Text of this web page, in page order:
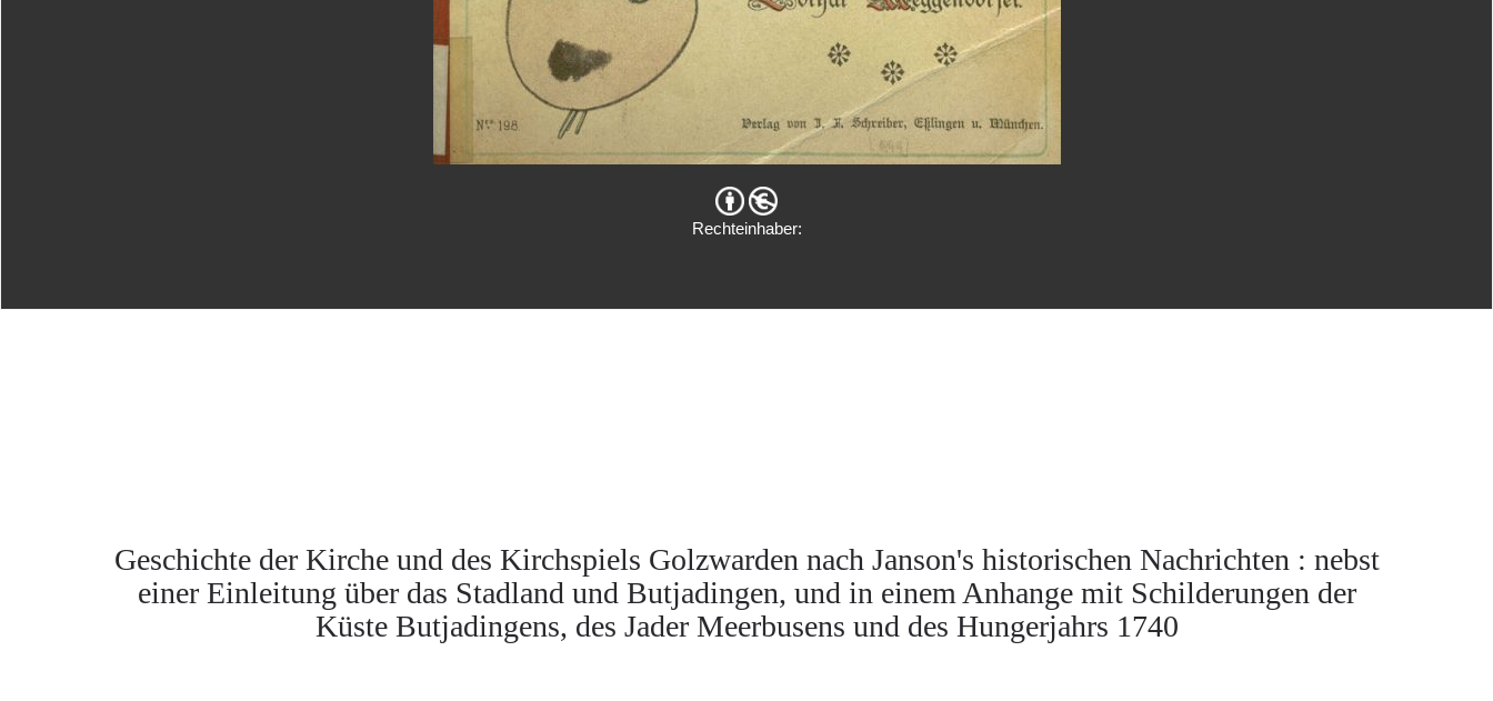
Rechteinhaber:
Geschichte der Kirche und des Kirchspiels Golzwarden nach Janson's historischen Nachrichten : nebst
einer Einleitung über das Stadland und Butjadingen, und in einem Anhange mit Schilderungen der
Küste Butjadingens, des Jader Meerbusens und des Hungerjahrs 1740